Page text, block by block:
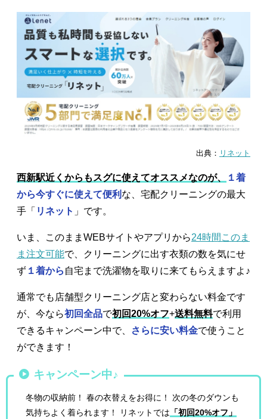
出典： リネット
西新駅近くからもスグに使えてオススメなのが、
１着
から今すぐに使えて便利 な、宅配クリーニングの最大
手「 リネット 」です。
いま、このままWEBサイトやアプリから24時間このま
ま注文可能で、クリーニングに出す衣類の数を気にせ
ず １着から 自宅まで洗濯物を取りに来てもらえますよ♪
通常でも店舗型クリーニング店と変わらない料金です
が、今なら初回全品で初回20%オフ+送料無料で利用
できるキャンペーン中で、
さらに安い料金で使うこと
ができます！
キャンペーン中♪
冬物の収納前！ 春の衣替えをお得に！ 次の冬のダウンも
気持ちよく着られます！ リネットでは 「初回20%オフ」